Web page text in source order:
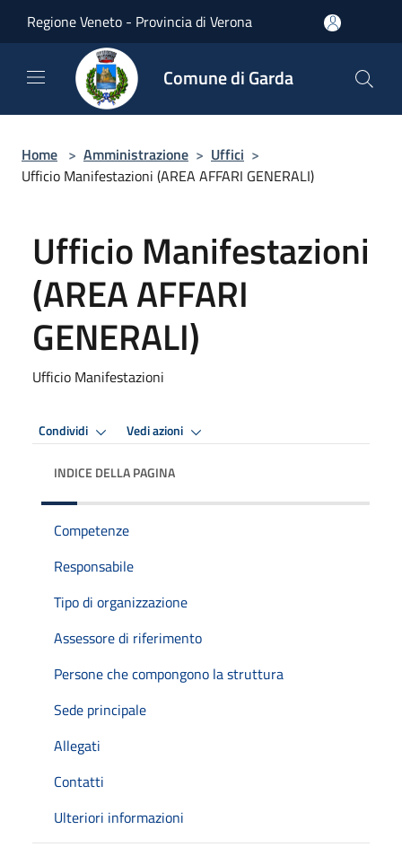
Regione Veneto - Provincia di Verona
Comune di Garda
Home > Amministrazione > Uffici >
Ufficio Manifestazioni (AREA AFFARI GENERALI)
Ufficio Manifestazioni
(AREA AFFARI
GENERALI)
Ufficio Manifestazioni
Condividi Vedi azioni
INDICE DELLA PAGINA
Competenze
Responsabile
Tipo di organizzazione
Assessore di riferimento
Persone che compongono la struttura
Sede principale
Allegati
Contatti
Ulteriori informazioni